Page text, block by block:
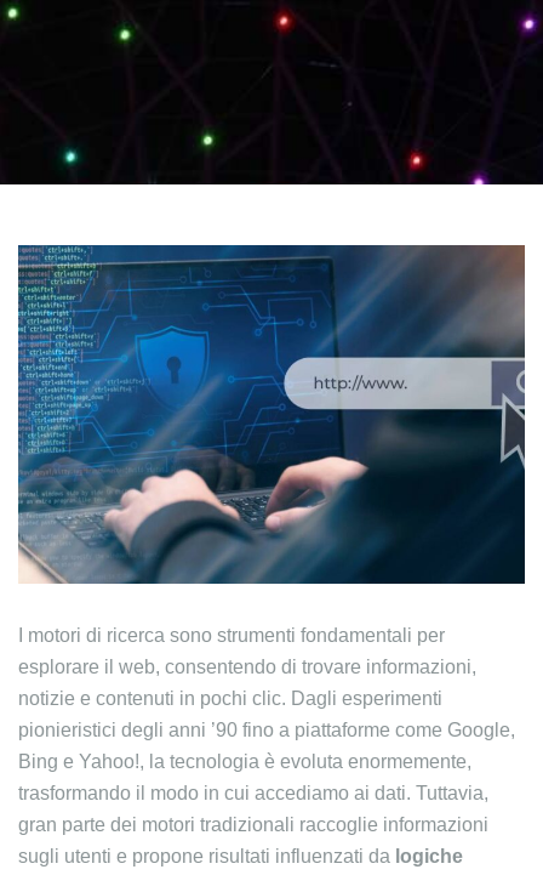
I motori di ricerca sono strumenti fondamentali per
esplorare il web, consentendo di trovare informazioni,
notizie e contenuti in pochi clic. Dagli esperimenti
pionieristici degli anni ’90 fino a piattaforme come Google,
Bing e Yahoo!, la tecnologia è evoluta enormemente,
trasformando il modo in cui accediamo ai dati. Tuttavia,
gran parte dei motori tradizionali raccoglie informazioni
sugli utenti e propone risultati influenzati da logiche